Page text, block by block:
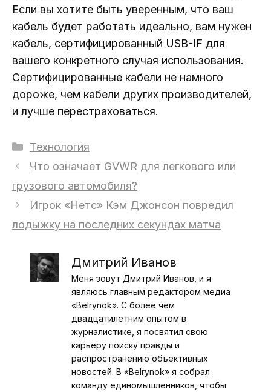
Если вы хотите быть уверенным, что ваш
кабель будет работать идеально, вам нужен
кабель, сертифицированный USB-IF для
вашего конкретного случая использования.
Сертифицированные кабели не намного
дороже, чем кабели других производителей,
и лучше перестраховаться.
Рубрики
Технология
Что означает GVWR для легкового или
грузового автомобиля?
Игрок «Нетс» Кэм Джонсон повредил
лодыжку на последних секундах матча
Дмитрий Иванов
Меня зовут Дмитрий Иванов, и я
являюсь главным редактором медиа
«Belrynok». С более чем
двадцатилетним опытом в
журналистике, я посвятил свою
карьеру поиску правды и
распространению объективных
новостей. В «Belrynok» я собрал
команду единомышленников, чтобы